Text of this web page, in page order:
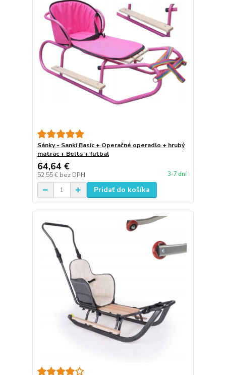
Sánky - Sanki Basic + Operačné operadlo + hrubý
matrac + Belts + futbal
64,64 €
52,55 € bez DPH 3-7 dní
Pridať do košíka